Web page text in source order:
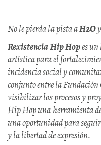
No le pierda la pista aH2O
Rexistencia Hip Hopes
artística para el
incidencia social y
conjunto entre la
visibilizar los procesos y
Hip Hop una herramienta
una oportunidad para
y la libertad de expresión.